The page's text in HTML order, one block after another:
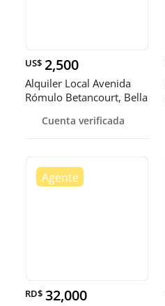
US$ 2,500
Alquiler Local Avenida
Rómulo Betancourt, Bella
Cuenta verificada
RD$ 32,000